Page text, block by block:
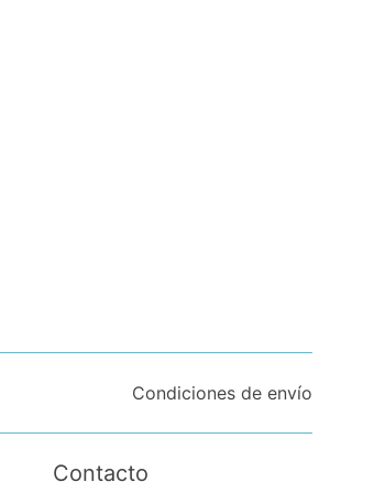
Condiciones de envío
Contacto